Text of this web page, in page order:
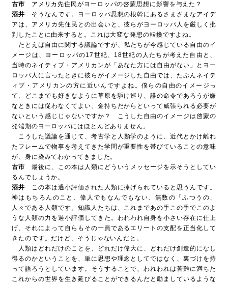
古市 アメリカ先住民がヨーロッパの啓蒙思想に影響を与えた？
酒井 そうなんです。ヨーロッパ思想の根幹にあるさまざまなアイデ
アは、アメリカ先住民との出会いと、彼らがヨーロッパ人を厳しく批
判したことに由来すると。これは大変な発想の転換ですよね。
たとえば自由に関する議論ですが、私たちが今感じている自由のイ
メージは、ヨーロッパの17世紀、18世紀の人たちが考えた自由と、
当時のネイティブ・アメリカンが「あなた方には自由がない」とヨー
ロッパ人に言ったときに彼らがイメージした自由では、たぶんネイテ
ィブ・アメリカンの方に近いんですよね。僕らの自由のイメージっ
て、どこまでも好きなように草原を駆け巡り、誰の命令であろうが嫌
なときには従わなくてよい、金持ちだからといって威張られる必要が
ないという感じじゃないですか？ こうした自由のイメージは啓蒙の
発端期のヨーロッパにはほとんどありません。
こうした議論を通じて、考古学と人類学のように、近代とかけ離れ
たフレームで物事を考えてきた学問が重要性を帯びていることの意味
が、身に染みてわかってきました。
古市 最後に、この本は人類にどういうメッセージを示そうとしてい
るんでしょうか。
酒井 この本は過小評価された人類に捧げられていると思うんです。
神はもちろんのこと、偉人でもなんでもない、無数の「ふつうの」
人々である人類です。知識人たちは、これまであの手この手でこのよ
うな人類の力を過小評価してきた。われわれ自身を小さい存在に仕上
げ、それによって自らもその一員であるエリートの支配を正当化して
きたのです。だけど、そうじゃないんだと。
人類はどれだけのことを、どれだけ偉大に、どれだけ創造的になし
得るのかということを、単に思想や理念としてではなく、裏づけを持
って語ろうとしています。そうすることで、われわれは苦難に満ちた
これからの世界を生き延びることができるんだと励ましているような